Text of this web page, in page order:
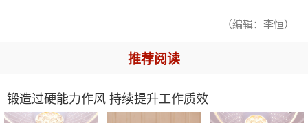
（编辑：李恒）
推荐阅读
锻造过硬能力作风 持续提升工作质效